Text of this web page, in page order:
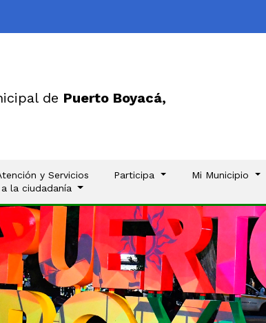
de Puerto Boyacá,
y Servicios
a la ciudadanía
Participa Mi Municipio